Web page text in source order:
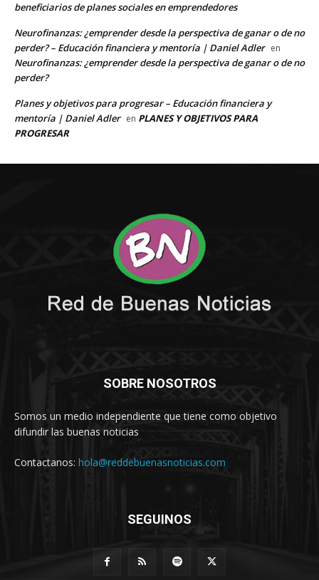
SOBRE NOSOTROS
Somos un medio independiente que tiene como objetivo
difundir las buenas noticias
Contactanos: hola@reddebuenasnoticias.com
SEGUINOS